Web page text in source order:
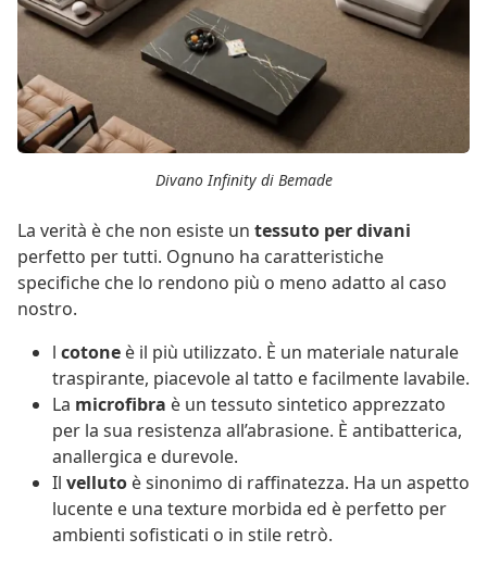
Divano Infinity di Bemade
La verità è che non esiste un tessuto per divani
perfetto per tutti. Ognuno ha caratteristiche
specifiche che lo rendono più o meno adatto al caso
nostro.
l cotone è il più utilizzato. È un materiale naturale
traspirante, piacevole al tatto e facilmente lavabile.
La microfibra è un tessuto sintetico apprezzato
per la sua resistenza all’abrasione. È antibatterica,
anallergica e durevole.
Il velluto è sinonimo di raffinatezza. Ha un aspetto
lucente e una texture morbida ed è perfetto per
ambienti sofisticati o in stile retrò.